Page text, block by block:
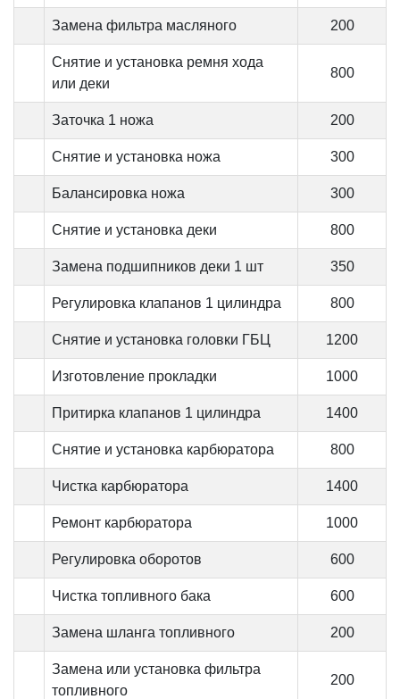
Замена фильтра масляного 200
Снятие и установка ремня хода
или деки
800
Заточка 1 ножа 200
Снятие и установка ножа 300
Балансировка ножа 300
Снятие и установка деки 800
Замена подшипников деки 1 шт 350
Регулировка клапанов 1 цилиндра 800
Снятие и установка головки ГБЦ 1200
Изготовление прокладки 1000
Притирка клапанов 1 цилиндра 1400
Снятие и установка карбюратора 800
Чистка карбюратора 1400
Ремонт карбюратора 1000
Регулировка оборотов 600
Чистка топливного бака 600
Замена шланга топливного 200
Замена или установка фильтра
топливного
200